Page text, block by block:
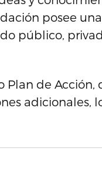
posee
público,
de Acción,
adicionales,